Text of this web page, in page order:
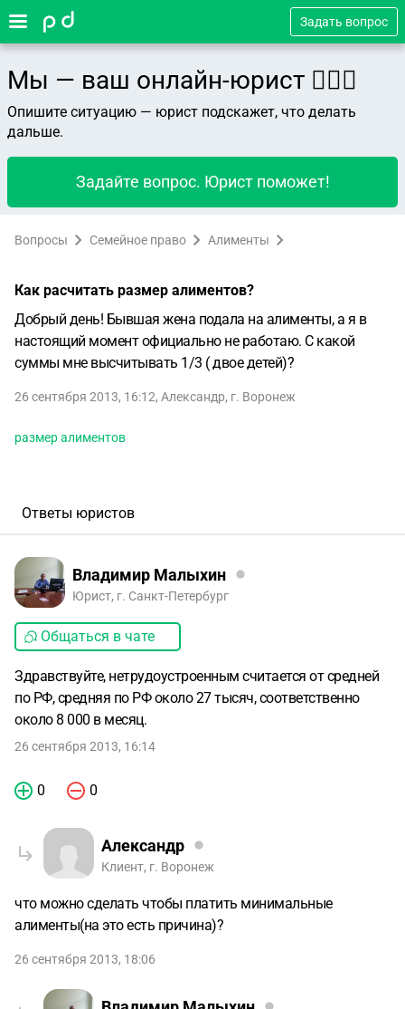
Задать вопрос
Мы — ваш онлайн-юрист 👨🏻‍⚖️
Опишите ситуацию — юрист подскажет, что делать
дальше.
Задайте вопрос. Юрист поможет!
Вопросы Семейное право Алименты
Как расчитать размер алиментов?
Добрый день! Бывшая жена подала на алименты, а я в
настоящий момент официально не работаю. С какой
суммы мне высчитывать 1/3 ( двое детей)?
26 сентября 2013, 16:12, Александр, г. Воронеж
размер алиментов
Ответы юристов
Владимир Малыхин
Юрист, г. Санкт-Петербург
Общаться в чате
Здравствуйте, нетрудоустроенным считается от средней
по РФ, средняя по РФ около 27 тысяч, соответственно
около 8 000 в месяц.
26 сентября 2013, 16:14
0 0
Александр
Клиент, г. Воронеж
что можно сделать чтобы платить минимальные
алименты(на это есть причина)?
26 сентября 2013, 18:06